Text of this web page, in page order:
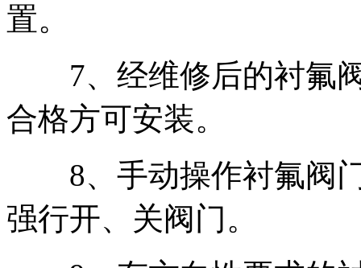
置。
7、经维修后的衬氟阀
合格方可安装。
8、手动操作衬氟阀门
强行开、关阀门。